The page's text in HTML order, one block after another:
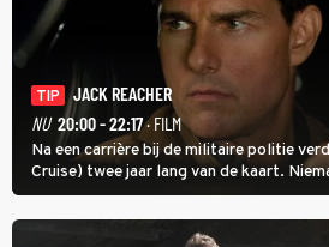
TIP
JACK REACHER
NU 20:00 - 22:17· FILM
Na een carrière bij de militaire politie
Cruise) twee jaar lang van de kaart.
uithangt, totdat moordverdachte James